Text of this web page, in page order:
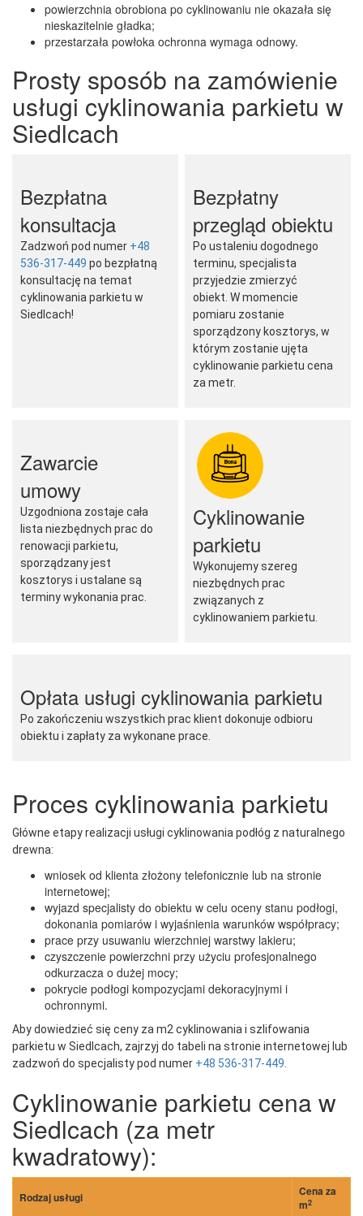
powierzchnia obrobiona po cyklinowaniu nie okazała się
nieskazitelnie gładka;
przestarzała powłoka ochronna wymaga odnowy.
Prosty sposób na zamówienie
usługi cyklinowania parkietu w
Siedlcach
Bezpłatna
konsultacja
Zadzwoń pod numer +48
536-317-449 po bezpłatną
konsultację na temat
cyklinowania parkietu w
Siedlcach!
Bezpłatny
przegląd obiektu
Po ustaleniu dogodnego
terminu, specjalista
przyjedzie zmierzyć
obiekt. W momencie
pomiaru zostanie
sporządzony kosztorys, w
którym zostanie ujęta
cyklinowanie parkietu cena
za metr.
Zawarcie
umowy
Uzgodniona zostaje cała
lista niezbędnych prac do
renowacji parkietu,
sporządzany jest
kosztorys i ustalane są
terminy wykonania prac.
Cyklinowanie
parkietu
Wykonujemy szereg
niezbędnych prac
związanych z
cyklinowaniem parkietu.
Opłata usługi cyklinowania parkietu
Po zakończeniu wszystkich prac klient dokonuje odbioru
obiektu i zapłaty za wykonane prace.
Proces cyklinowania parkietu
Główne etapy realizacji usługi cyklinowania podłóg z naturalnego
drewna:
wniosek od klienta złożony telefonicznie lub na stronie
internetowej;
wyjazd specjalisty do obiektu w celu oceny stanu podłogi,
dokonania pomiarów i wyjaśnienia warunków współpracy;
prace przy usuwaniu wierzchniej warstwy lakieru;
czyszczenie powierzchni przy użyciu profesjonalnego
odkurzacza o dużej mocy;
pokrycie podłogi kompozycjami dekoracyjnymi i
ochronnymi.
Aby dowiedzieć się ceny za m2 cyklinowania i szlifowania
parkietu w Siedlcach, zajrzyj do tabeli na stronie internetowej lub
zadzwoń do specjalisty pod numer +48 536-317-449
Cyklinowanie parkietu cena w
Siedlcach (za metr
kwadratowy):
Rodzaj usługi
Cena za
m2